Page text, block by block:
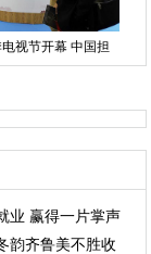
视节开幕 中国担
业 赢得一片掌声
韵齐鲁美不胜收